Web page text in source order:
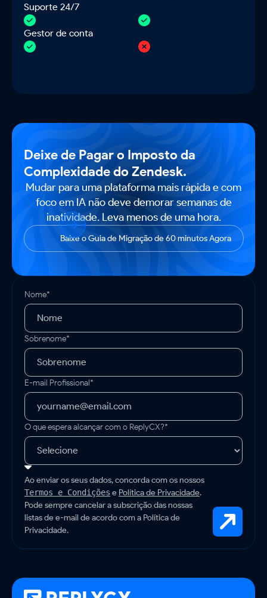
Suporte 24/7
Gestor de conta
Deixe de Pagar o Imposto da
Complexidade do Zendesk.
Mudar para uma plataforma mais rápida e com
foco em IA não deve demorar semanas de
inatividade. Leva menos de uma hora.
Baixe o Guia de Migração de 60 minutos Agora
Nome*
Sobrenome*
E-mail Profissional*
O que espera alcançar com o ReplyCX?*
Ao enviar os seus dados, concorda com os nossos
Termos e Condições e Política de Privacidade.
Pode sempre cancelar a subscrição das nossas
listas de e-mail de acordo com a Política de
Privacidade.